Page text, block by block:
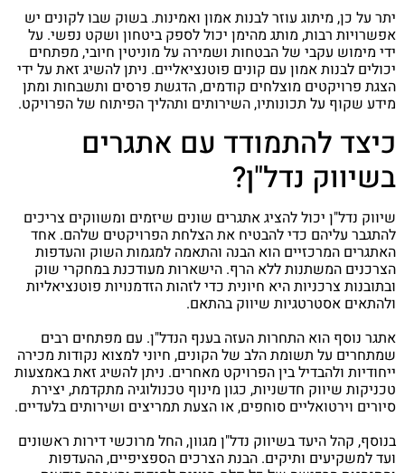
יתר על כן, מיתוג עוזר לבנות אמון ואמינות. בשוק שבו לקונים יש
אפשרויות רבות, מותג מהימן יכול לספק ביטחון ושקט נפשי. על
ידי מימוש עקבי של הבטחות ושמירה על מוניטין חיובי, מפתחים
יכולים לבנות אמון עם קונים פוטנציאליים. ניתן להשיג זאת על ידי
הצגת פרויקטים מוצלחים קודמים, הדגשת פרסים ותשבחות ומתן
מידע שקוף על תכונותיו, השירותים ותהליך הפיתוח של הפרויקט.
כיצד להתמודד עם אתגרים
בשיווק נדל"ן?
שיווק נדל"ן יכול להציג אתגרים שונים שיזמים ומשווקים צריכים
להתגבר עליהם כדי להבטיח את הצלחת הפרויקטים שלהם. אחד
האתגרים המרכזיים הוא הבנה והתאמה למגמות השוק והעדפות
הצרכנים המשתנות ללא הרף. הישארות מעודכנת במחקרי שוק
ובתובנות צרכניות היא חיונית כדי לזהות הזדמנויות פוטנציאליות
ולהתאים אסטרטגיות שיווק בהתאם.
אתגר נוסף הוא התחרות העזה בענף הנדל"ן. עם מפתחים רבים
שמתחרים על תשומת הלב של הקונים, חיוני למצוא נקודות מכירה
ייחודיות ולהבדיל בין הפרויקט מאחרים. ניתן להשיג זאת באמצעות
טכניקות שיווק חדשניות, כגון מינוף טכנולוגיה מתקדמת, יצירת
סיורים וירטואליים סוחפים, או הצעת תמריצים ושירותים בלעדיים.
בנוסף, קהל היעד בשיווק נדל"ן מגוון, החל מרוכשי דירות ראשונים
ועד למשקיעים ותיקים. הבנת הצרכים הספציפיים, ההעדפות